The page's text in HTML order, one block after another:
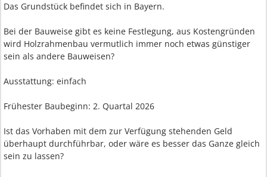
Das Grundstück befindet sich in Bayern.
Bei der Bauweise gibt es keine Festlegung, aus Kostengründen
wird Holzrahmenbau vermutlich immer noch etwas günstiger
sein als andere Bauweisen?
Ausstattung: einfach
Frühester Baubeginn: 2. Quartal 2026
Ist das Vorhaben mit dem zur Verfügung stehenden Geld
überhaupt durchführbar, oder wäre es besser das Ganze gleich
sein zu lassen?